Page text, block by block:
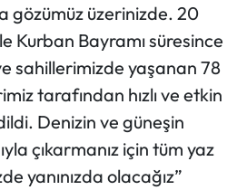
gözümüz üzerinizde. 20
Kurban Bayramı süresince
sahillerimizde yaşanan 78
tarafından hızlı ve etkin
Denizin ve güneşin
çıkarmanız için tüm yaz
yanınızda olacağız”